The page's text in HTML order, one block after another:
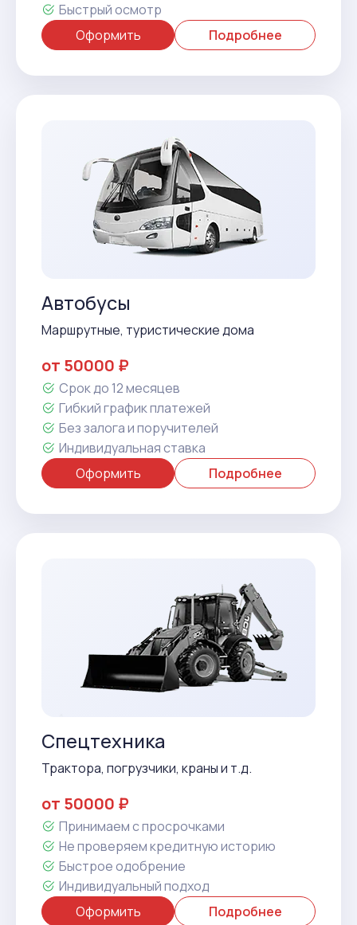
Быстрый осмотр
Оформить
Подробнее
Автобусы
Маршрутные, туристические дома
от 50000 ₽
Срок до 12 месяцев
Гибкий график платежей
Без залога и поручителей
Индивидуальная ставка
Оформить
Подробнее
Спецтехника
Трактора, погрузчики, краны и т.д.
от 50000 ₽
Принимаем с просрочками
Не проверяем кредитную историю
Быстрое одобрение
Индивидуальный подход
Оформить
Подробнее